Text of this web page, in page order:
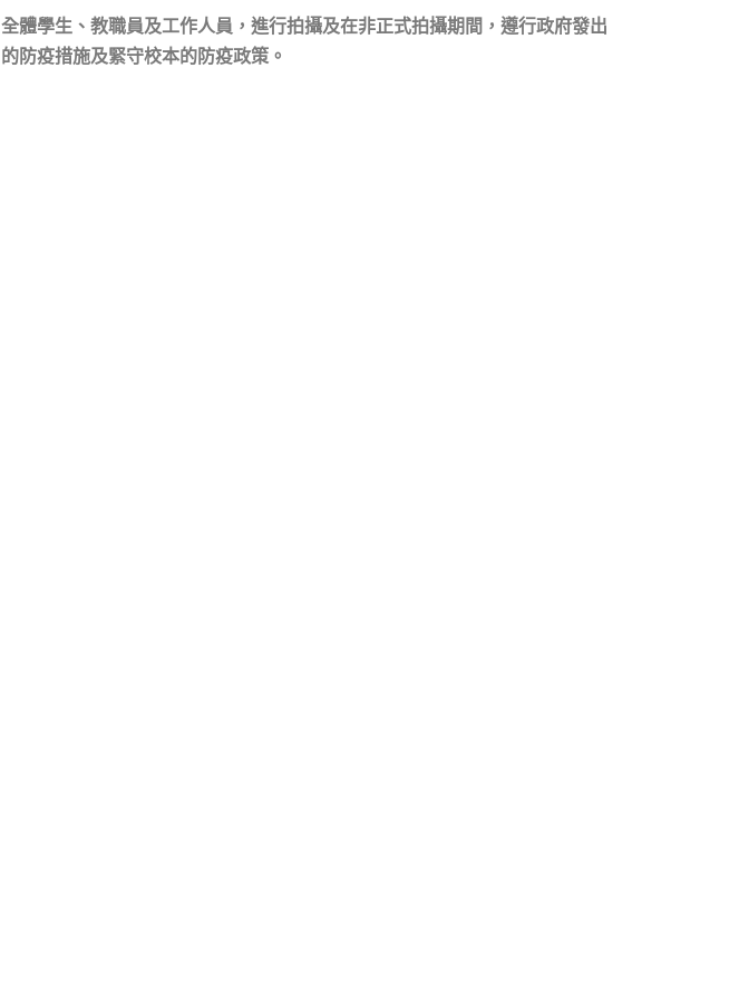
全體學生、教職員及工作人員，進行拍攝及在非正式拍攝期間，遵行政府發出
的防疫措施及緊守校本的防疫政策。